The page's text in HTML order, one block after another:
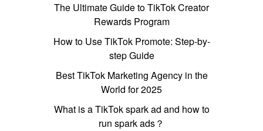
The Ultimate Guide to TikTok Creator
Rewards Program
How to Use TikTok Promote: Step-by-
step Guide
Best TikTok Marketing Agency in the
World for 2025
What is a TikTok spark ad and how to
run spark ads？